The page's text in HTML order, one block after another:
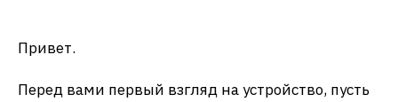
Привет.
Перед вами первый взгляд на устройство, пусть